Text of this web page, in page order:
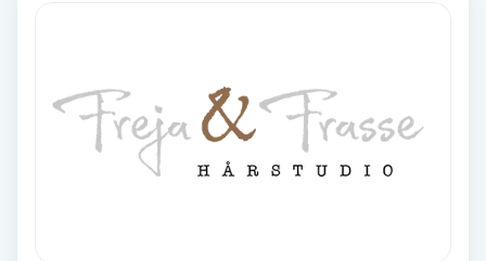
Kroppsinpackning
Käkledsbehandling